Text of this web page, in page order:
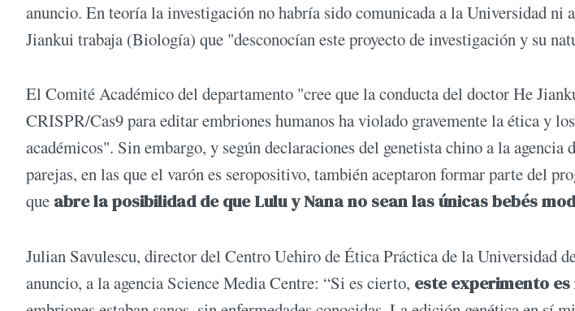
anuncio. En teoría la investigación no habría sido comunicada a la Universidad ni
Jiankui trabaja (Biología) que "desconocían este proyecto de investigación y su
El Comité Académico del departamento "cree que la conducta del doctor He
CRISPR/Cas9 para editar embriones humanos ha violado gravemente la ética y
académicos". Sin embargo, y según declaraciones del genetista chino a la agencia
parejas, en las que el varón es seropositivo, también aceptaron formar parte del
que abre la posibilidad de que Lulu y Nana no sean las únicas bebés
Julian Savulescu, director del Centro Uehiro de Ética Práctica de la Universidad
anuncio, a la agencia Science Media Centre: “Si es cierto, este experimento